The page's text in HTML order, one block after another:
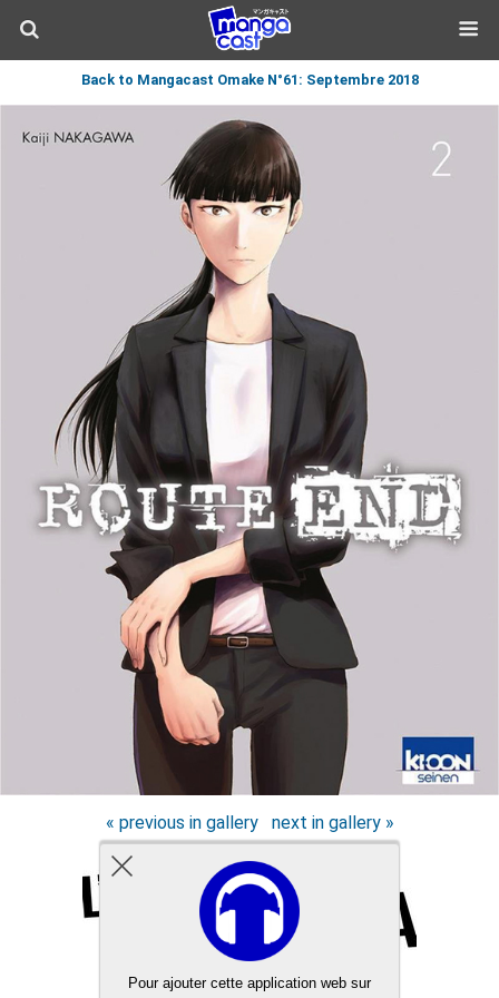
Back to Mangacast Omake N°61: Septembre 2018
« previous in gallery next in gallery »